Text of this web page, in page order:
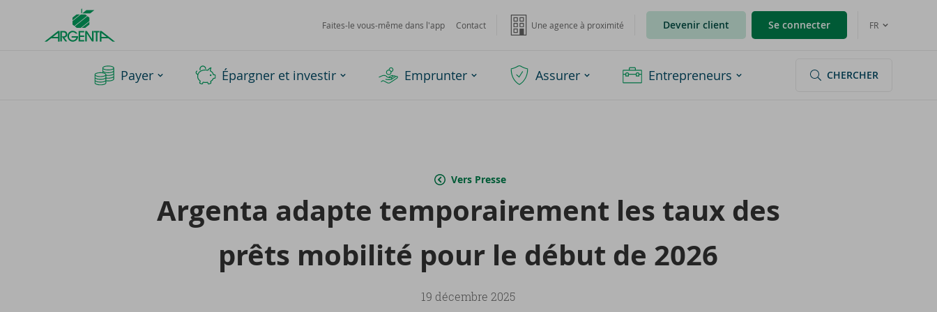
Argenta
Homepage
Faites-le vous-même dans l'app Contact Une agence à proximité Devenir client Se connecter FR
Payer Épargner et investir Emprunter Assurer Entrepreneurs CHERCHER
Vers Presse
Argenta adapte tem­po­rai­re­ment les taux des
prêts mo­bi­li­té pour le début de 2026
19 décembre 2025